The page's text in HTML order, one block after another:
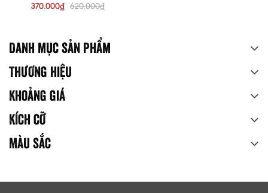
370.000₫ 620.000₫
Danh mục sản phẩm
Thương hiệu
Khoảng giá
Kích cỡ
Màu sắc